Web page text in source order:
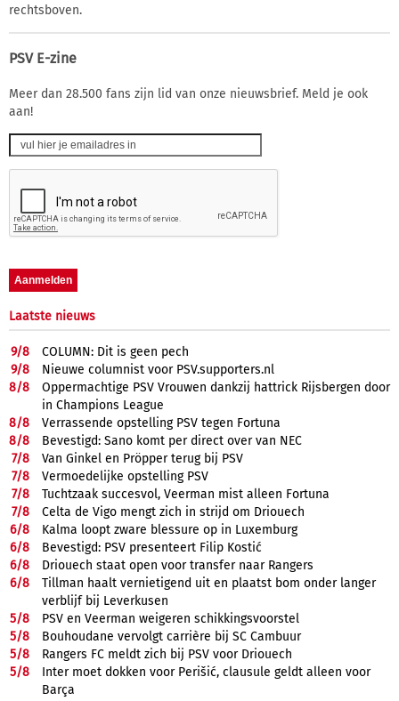
rechtsboven.
PSV E-zine
Meer dan 28.500 fans zijn lid van onze nieuwsbrief. Meld je ook
aan!
Laatste nieuws
9/8
COLUMN: Dit is geen pech
9/8
Nieuwe columnist voor PSV.supporters.nl
8/8
Oppermachtige PSV Vrouwen dankzij hattrick Rijsbergen door
in Champions League
8/8
Verrassende opstelling PSV tegen Fortuna
8/8
Bevestigd: Sano komt per direct over van NEC
7/8
Van Ginkel en Pröpper terug bij PSV
7/8
Vermoedelijke opstelling PSV
7/8
Tuchtzaak succesvol, Veerman mist alleen Fortuna
7/8
Celta de Vigo mengt zich in strijd om Driouech
6/8
Kalma loopt zware blessure op in Luxemburg
6/8
Bevestigd: PSV presenteert Filip Kostić
6/8
Driouech staat open voor transfer naar Rangers
6/8
Tillman haalt vernietigend uit en plaatst bom onder langer
verblijf bij Leverkusen
5/8
PSV en Veerman weigeren schikkingsvoorstel
5/8
Bouhoudane vervolgt carrière bij SC Cambuur
5/8
Rangers FC meldt zich bij PSV voor Driouech
5/8
Inter moet dokken voor Perišić, clausule geldt alleen voor
Barça